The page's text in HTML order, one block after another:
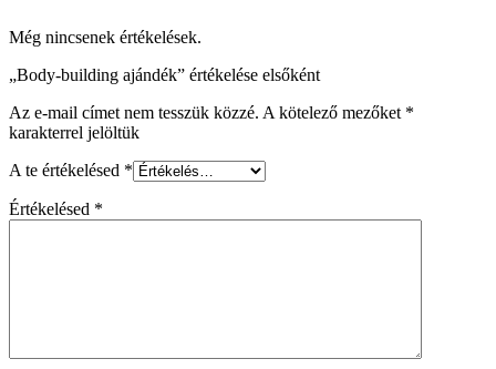
Még nincsenek értékelések.
„Body-building ajándék” értékelése elsőként
Az e-mail címet nem tesszük közzé. A kötelező mezőket *
karakterrel jelöltük
A te értékelésed *
Értékelésed *